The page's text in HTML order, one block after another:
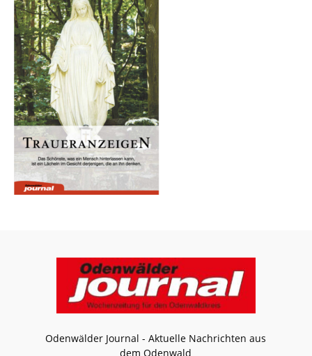
Odenwälder Journal - Aktuelle Nachrichten aus
dem Odenwald